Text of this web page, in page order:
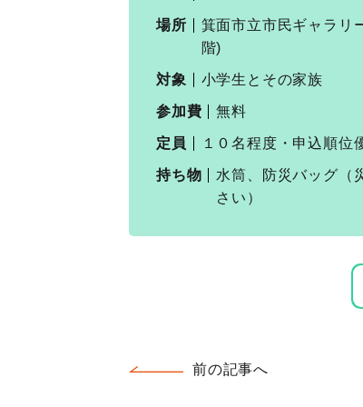
場所
箕面市立市民ギャラリ
階)
対象 小学生とその家族
参加費 無料
定員 １０名程度・申込順位
持ち物
水筒、防災バッグ（
さい）
前の記事へ